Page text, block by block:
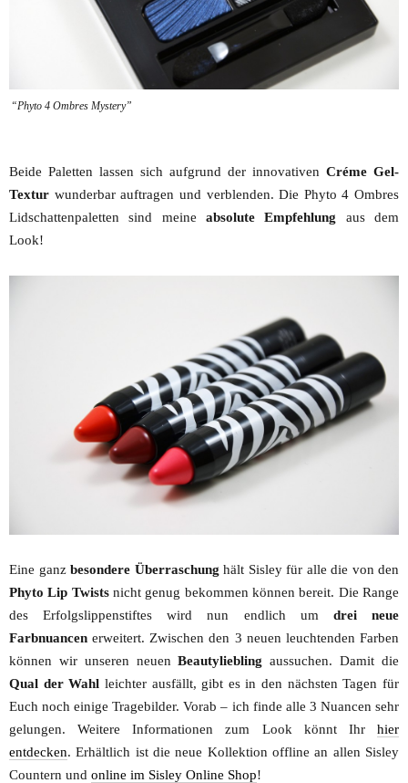
“Phyto 4 Ombres Mystery”
Beide Paletten lassen sich aufgrund der innovativen Créme Gel-
Textur wunderbar auftragen und verblenden. Die Phyto 4 Ombres
Lidschattenpaletten sind meine absolute Empfehlung aus dem
Look!
Eine ganz besondere Überraschung hält Sisley für alle die von den
Phyto Lip Twistsnicht genug bekommen können bereit. Die Range
des Erfolgslippenstiftes wird nun endlich um drei neue
Farbnuancen erweitert. Zwischen den 3 neuen leuchtenden Farben
können wir unseren neuenBeautyliebling aussuchen. Damit die
Qual der Wahl leichter ausfällt, gibt es in den nächsten Tagen für
Euch noch einige Tragebilder. Vorab – ich finde alle 3 Nuancen sehr
gelungen. Weitere Informationen zum Look könnt Ihr hier
entdecken. Erhältlich ist die neue Kollektion offline an allen Sisley
Countern und online im Sisley Online Shop!